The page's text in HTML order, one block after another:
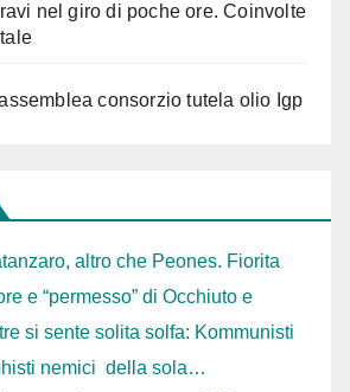
nel giro di poche ore. Coinvolte
consorzio tutela olio Igp
altro che Peones. Fiorita
e “permesso” di Occhiuto e
si sente solita solfa: Kommunisti
nemici della sola…